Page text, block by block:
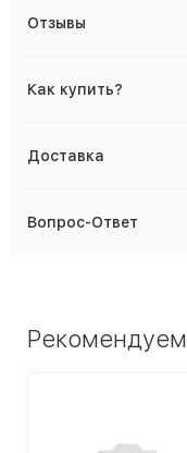
Отзывы
Как купить?
Доставка
Вопрос-Ответ
Рекомендуем